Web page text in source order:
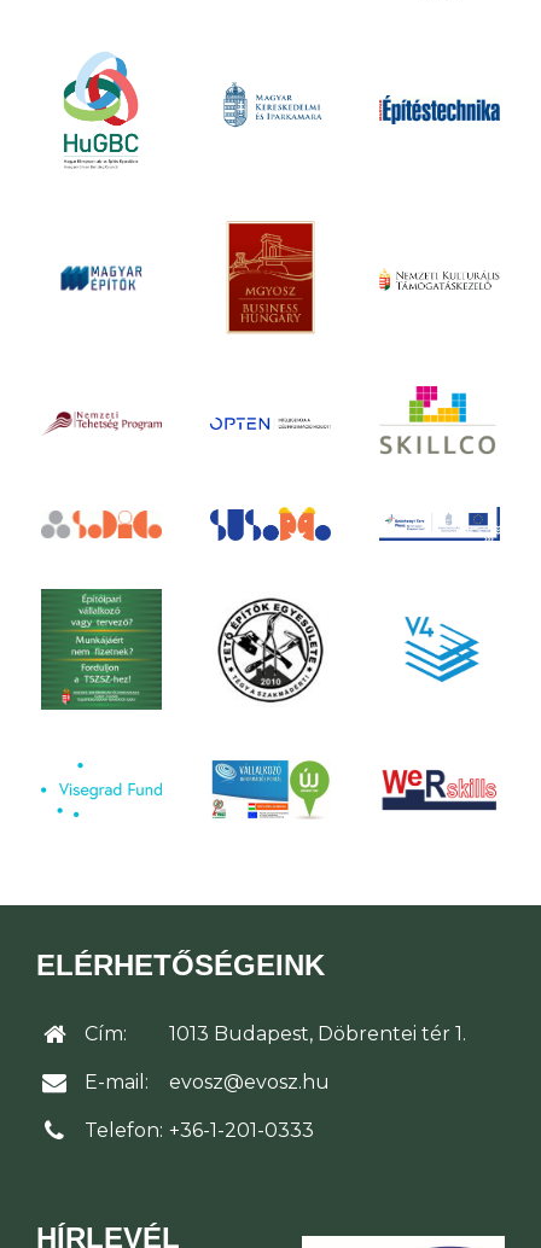
ELÉRHETŐSÉGEINK
Cím: 1013 Budapest, Döbrentei tér 1.
E-mail: evosz@evosz.hu
Telefon: +36-1-201-0333
HÍRLEVÉL